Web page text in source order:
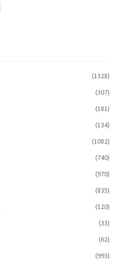
(1328)
(307)
(181)
(134)
(1082)
(740)
(970)
(835)
(120)
(33)
(62)
(993)